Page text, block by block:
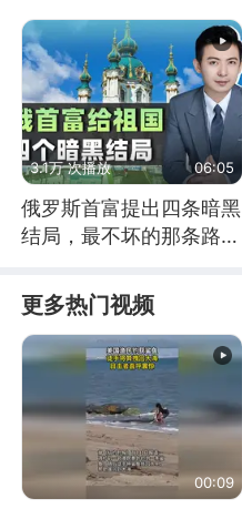
没人住，发生了啥
3.1万 次播放 06:05
俄罗斯首富提出四条暗黑
结局，最不坏的那条路是
更多热门视频
00:09